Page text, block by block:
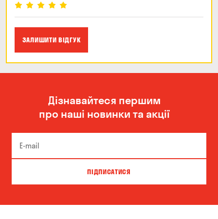
ЗАЛИШИТИ ВІДГУК
Дізнавайтеся першим
про наші новинки та акції
ПІДПИСАТИСЯ